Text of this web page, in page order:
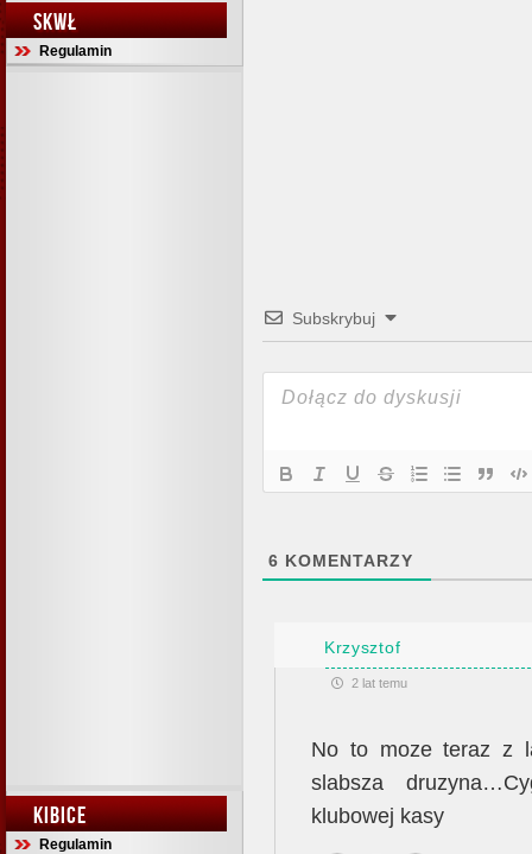
SKWŁ
Regulamin
KIBICE
Regulamin
Subskrybuj
6 KOMENTARZY
Krzysztof
2 lat temu
No to moze teraz z
slabsza
klubowej kasy